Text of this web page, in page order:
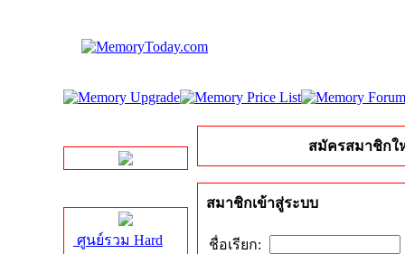
ศูนย์รวม Hard
สมัครสมาชิกใ
สมาชิกเข้าสู่ระบบ
ชื่อเรียก: